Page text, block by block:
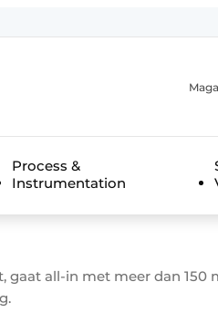
Process &
Instrumentation
gaat all-in met meer dan